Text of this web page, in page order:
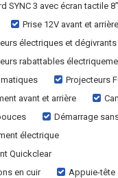
SYNC 3 avec écran tactile 8”
Prise 12V avant et arrière
électriques et dégivrants
rabattables
Projecteurs
avant et arrière
Démarrage
électrique
Quickclear
en cuir
Appuie-tête